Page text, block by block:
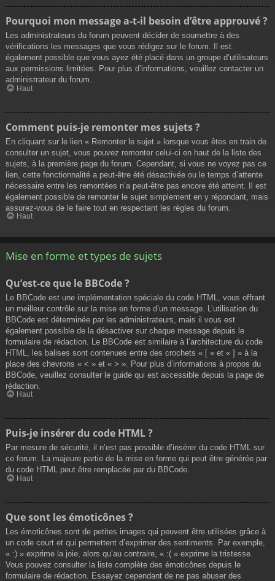
Pourquoi mon message a-t-il besoin d’être approuvé ?
Les administrateurs du forum peuvent décider de soumettre à des
vérifications les messages que vous rédigez sur le forum. Il est
également possible que vous ayez été placé dans un groupe d’utilisateurs
aux permissions limitées. Pour plus d’informations, veuillez contacter un
administrateur du forum.
Haut
Comment puis-je remonter mes sujets ?
En cliquant sur le lien « Remonter le sujet » lorsque vous êtes en train de
consulter un sujet, vous pouvez remonter celui-ci en haut de la liste des
sujets, à la première page du forum. Cependant, si vous ne voyez pas ce
lien, cette fonctionnalité a peut-être été désactivée ou le temps d’attente
nécessaire entre les remontées n’a peut-être pas encore été atteint. Il est
également possible de remonter le sujet simplement en y répondant, mais
assurez-vous de le faire tout en respectant les règles du forum.
Haut
Mise en forme et types de sujets
Qu’est-ce que le BBCode ?
Le BBCode est une implémentation spéciale du code HTML, vous offrant
un meilleur contrôle sur la mise en forme d’un message. L’utilisation du
BBCode est déterminée par les administrateurs, mais il vous est
également possible de la désactiver sur chaque message depuis le
formulaire de rédaction. Le BBCode est similaire à l’architecture du code
HTML, les balises sont contenues entre des crochets « [ » et « ] » à la
place des chevrons « < » et « > ». Pour plus d’informations à propos du
BBCode, veuillez consulter le guide qui est accessible depuis la page de
rédaction.
Haut
Puis-je insérer du code HTML ?
Par mesure de sécurité, il n’est pas possible d’insérer du code HTML sur
ce forum. La majeure partie de la mise en forme qui peut être générée par
du code HTML peut être remplacée par du BBCode.
Haut
Que sont les émoticônes ?
Les émoticônes sont de petites images qui peuvent être utilisées grâce à
un code court et qui permettent d’exprimer des sentiments. Par exemple,
« :) » exprime la joie, alors qu’au contraire, « :( » exprime la tristesse.
Vous pouvez consulter la liste complète des émoticônes depuis le
formulaire de rédaction. Essayez cependant de ne pas abuser des